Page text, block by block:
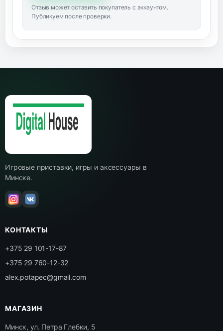
Отзыв может оставить покупатель с аккаунтом.
Публикуем после проверки.
Игровые приставки, игры и аксессуары в
Минске.
КОНТАКТЫ
+375 29 101-17-87
+375 29 760-12-32
alex.potapec@gmail.com
МАГАЗИН
Минск, ул. Петра Глебки, 5